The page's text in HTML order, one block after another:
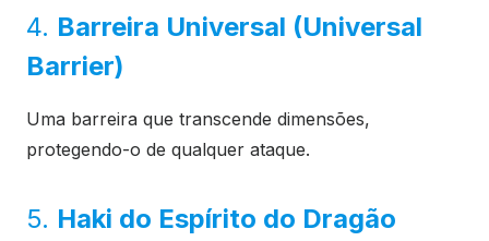
4. Barreira Universal (Universal
Barrier)
Uma barreira que transcende dimensões,
protegendo-o de qualquer ataque.
5. Haki do Espírito do Dragão